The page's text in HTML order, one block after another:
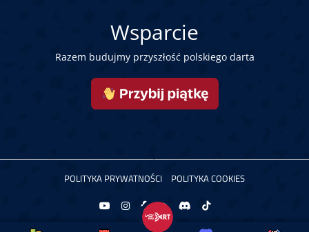
Wsparcie
Razem budujmy przyszłość polskiego darta
POLITYKA PRYWATNOŚCI POLITYKA COOKIES